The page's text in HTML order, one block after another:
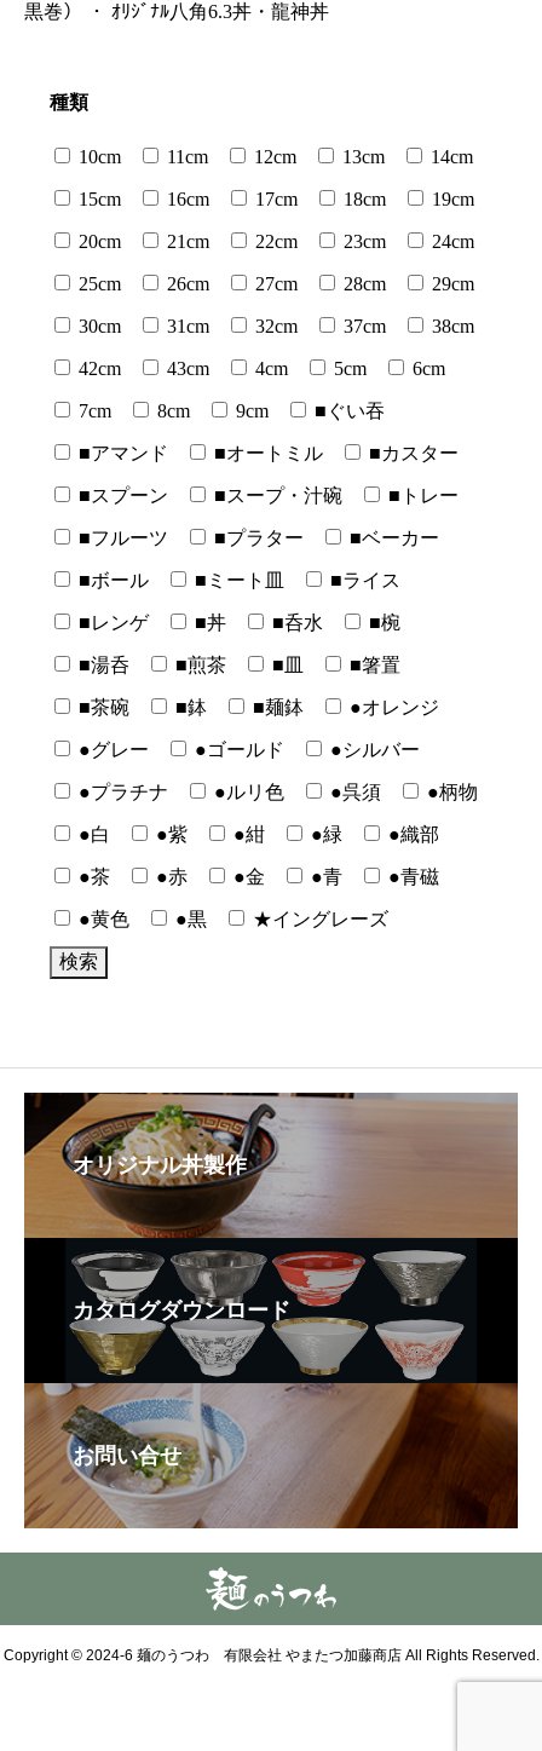
黒巻）
・ ｵﾘｼﾞﾅﾙ八角6.3丼・龍神丼
種類
10cm 11cm 12cm 13cm 14cm
15cm 16cm 17cm 18cm 19cm
20cm 21cm 22cm 23cm 24cm
25cm 26cm 27cm 28cm 29cm
30cm 31cm 32cm 37cm 38cm
42cm 43cm 4cm 5cm 6cm
7cm 8cm 9cm ■ぐい吞
■アマンド ■オートミル ■カスター
■スプーン ■スープ・汁碗 ■トレー
■フルーツ ■プラター ■ベーカー
■ボール ■ミート皿 ■ライス
■レンゲ ■丼 ■呑水 ■椀
■湯呑 ■煎茶 ■皿 ■箸置
■茶碗 ■鉢 ■麺鉢 ●オレンジ
●グレー ●ゴールド ●シルバー
●プラチナ ●ルリ色 ●呉須 ●柄物
●白 ●紫 ●紺 ●緑 ●織部
●茶 ●赤 ●金 ●青 ●青磁
●黄色 ●黒 ★イングレーズ
オリジナル丼製作
カタログダウンロード
お問い合せ
Copyright © 2024-6 麺のうつわ 有限会社 やまたつ加藤商店 All Rights Reserved.